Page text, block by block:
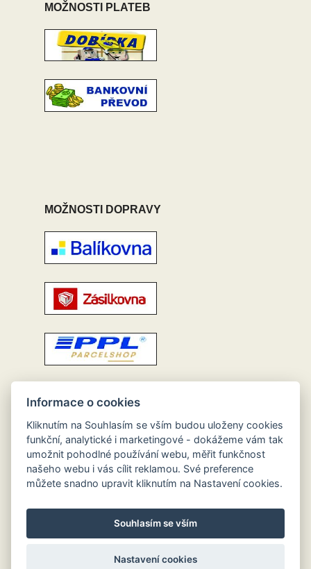
MOŽNOSTI PLATEB
MOŽNOSTI DOPRAVY
Informace o cookies
Kliknutím na Souhlasím se vším budou uloženy cookies
funkční, analytické i marketingové - dokážeme vám tak
umožnit pohodlné používání webu, měřit funkčnost
našeho webu i vás cílit reklamou. Své preference
můžete snadno upravit kliknutím na Nastavení cookies.
Souhlasím se vším
Nastavení cookies